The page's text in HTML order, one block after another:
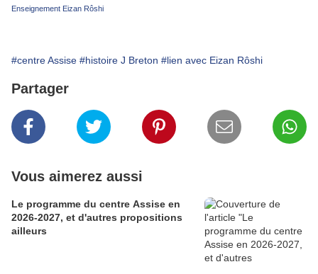
Enseignement Eizan Rôshi
#centre Assise #histoire J Breton #lien avec Eizan Rôshi
Partager
Vous aimerez aussi
Le programme du centre Assise en
2026-2027, et d'autres propositions
ailleurs